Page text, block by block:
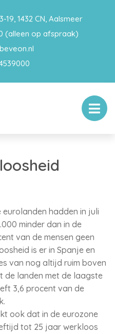
1432 CN, Aalsmeer
(alleen op afspraak)
eurolanden hadden in juli
minder dan in de
van de mensen geen
is er in Spanje en
van nog altijd ruim boven
de landen met de laagste
3,6 procent van de
ook dat in de eurozone
tot 25 jaar werkloos